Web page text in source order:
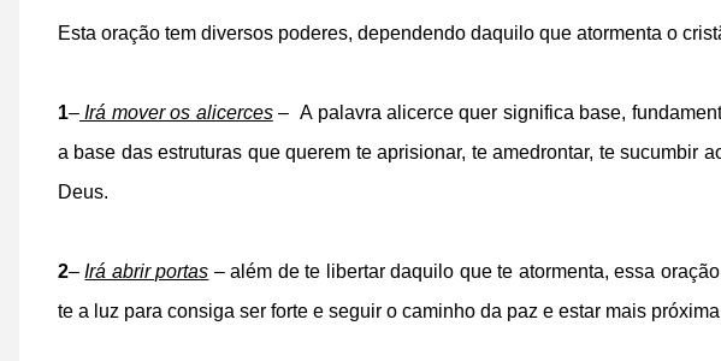
Esta oração tem diversos poderes, dependendo daquilo que atormenta o
1– Irá mover os alicerces– A palavra alicerce quer significa base,
a base das estruturas que querem te aprisionar, te amedrontar, te sucumbir
Deus.
2–Irá abrir portas – além de te libertar daquilo que te atormenta, essa
te a luz para consiga ser forte e seguir o caminho da paz e estar mais